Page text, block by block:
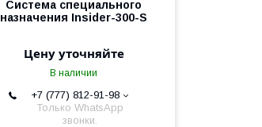
Система cпециального
назначения Insider-300-S
Цену уточняйте
В наличии
+7 (777) 812-91-98
Только WhatsApp
звонки.